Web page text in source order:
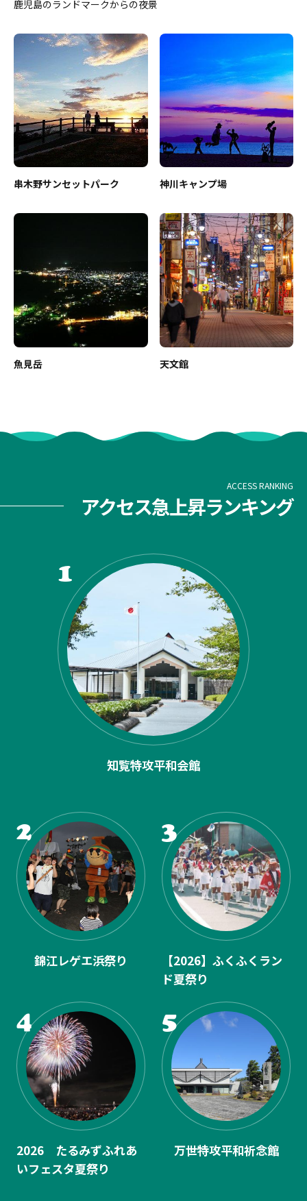
鹿児島のランドマークからの夜景
串木野サンセットパーク 神川キャンプ場
魚見岳 天文館
ACCESS RANKING
アクセス急上昇ランキング
知覧特攻平和会館
錦江レゲエ浜祭り
【2026】ふくふくラン
ド夏祭り
2026 たるみずふれあ
いフェスタ夏祭り
万世特攻平和祈念館